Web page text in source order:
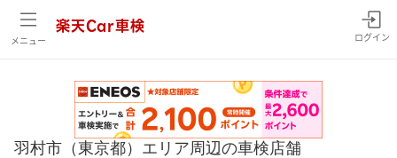
メニュー
楽天Car車検
ログイン
羽村市（東京都）エリア周辺の車検店舗